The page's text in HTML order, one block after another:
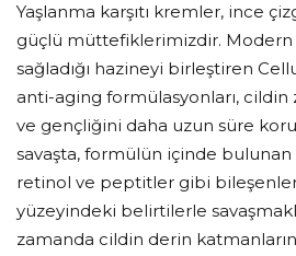
Yaşlanma karşıtı kremler, ince
güçlü müttefiklerimizdir. Modern
sağladığı hazineyi birleştiren
anti-aging formülasyonları,
ve gençliğini daha uzun süre
savaşta, formülün içinde
retinol ve peptitler gibi
yüzeyindeki belirtilerle
zamanda cildin derin